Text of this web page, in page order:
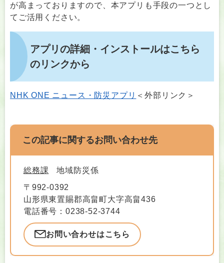
が高まっておりますので、本アプリも手段の一つとし
てご活用ください。
アプリの詳細・インストールはこちら
のリンクから
NHK ONE ニュース・防災アプリ ＜外部リンク＞
この記事に関するお問い合わせ先
総務課
地域防災係
〒992-0392
山形県東置賜郡高畠町大字高畠436
電話番号：0238-52-3744
お問い合わせはこちら